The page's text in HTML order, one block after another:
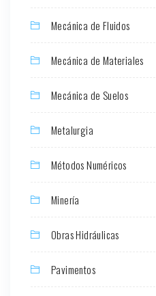
Mecánica de Fluidos
Mecánica de Materiales
Mecánica de Suelos
Metalurgia
Métodos Numéricos
Minería
Obras Hidráulicas
Pavimentos